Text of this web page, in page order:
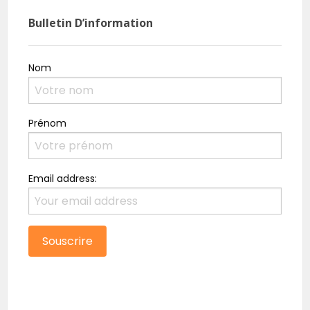
Bulletin D’information
Nom
Prénom
Email address: